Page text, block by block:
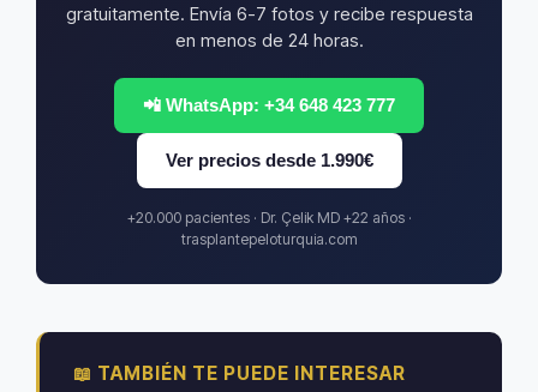
gratuitamente. Envía 6-7 fotos y recibe respuesta
en menos de 24 horas.
📲 WhatsApp: +34 648 423 777
Ver precios desde 1.990€
+20.000 pacientes · Dr. Çelik MD +22 años ·
trasplantepeloturquia.com
📖 TAMBIÉN TE PUEDE INTERESAR